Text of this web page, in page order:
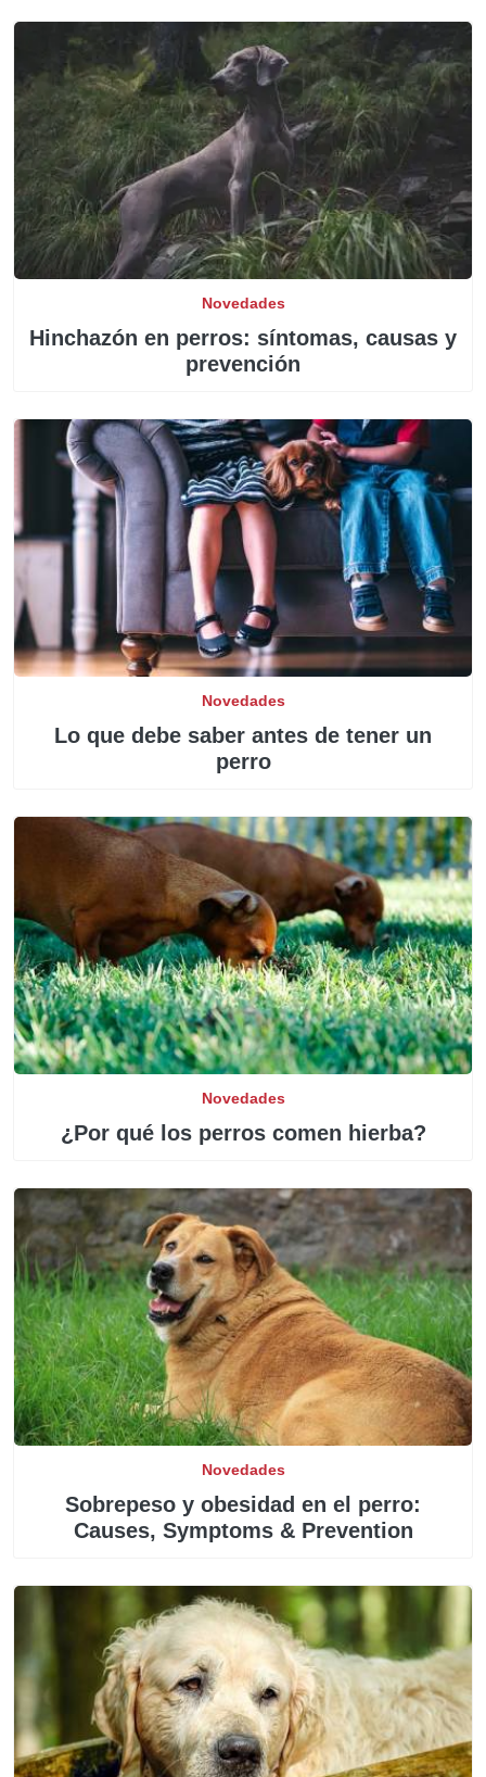
Novedades
Hinchazón en perros: síntomas, causas y
prevención
Novedades
Lo que debe saber antes de tener un
perro
Novedades
¿Por qué los perros comen hierba?
Novedades
Sobrepeso y obesidad en el perro:
Causes, Symptoms & Prevention